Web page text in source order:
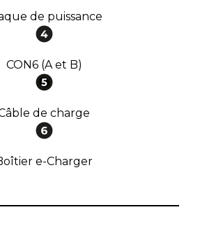
de puissance
CON6 (A et B)
de charge
e-Charger